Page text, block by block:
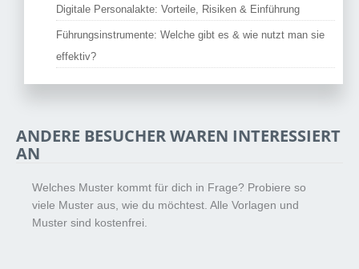
Digitale Personalakte: Vorteile, Risiken & Einführung
Führungsinstrumente: Welche gibt es & wie nutzt man sie
effektiv?
ANDERE BESUCHER WAREN INTERESSIERT
AN
Welches Muster kommt für dich in Frage? Probiere so
viele Muster aus, wie du möchtest. Alle Vorlagen und
Muster sind kostenfrei.